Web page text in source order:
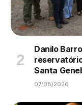
Danilo
Santa
07/08/2026